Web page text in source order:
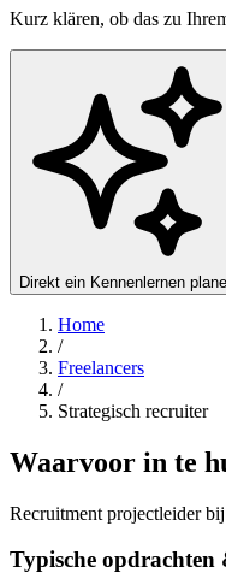
Kurz klären, ob das zu
Direkt ein Kennenlernen
Home
/
Freelancers
/
Strategisch recruiter
Waarvoor in te
Recruitment projectleider
Typische opdrachten